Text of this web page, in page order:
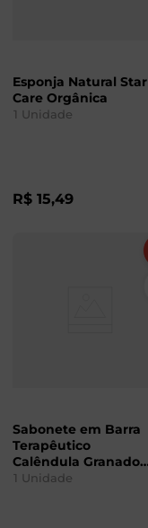
Esponja Natural Star
Care Orgânica
1 Unidade
R$ 15,49
Sabonete em Barra
Terapêutico
Calêndula Granado
90g
1 Unidade